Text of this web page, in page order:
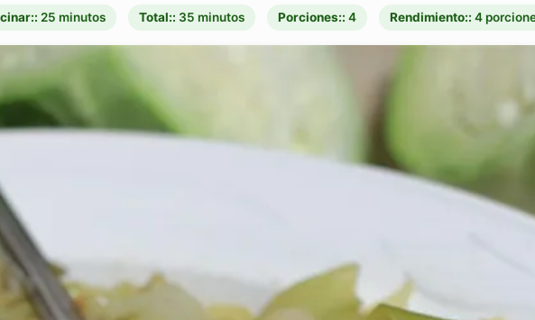
25 minutos Total:: 35 minutos Porciones:: 4 Rendimiento:: 4